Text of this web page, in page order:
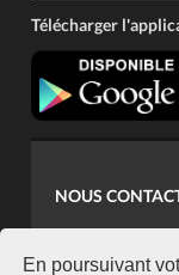
En poursuivant
Télécharger
NOUS